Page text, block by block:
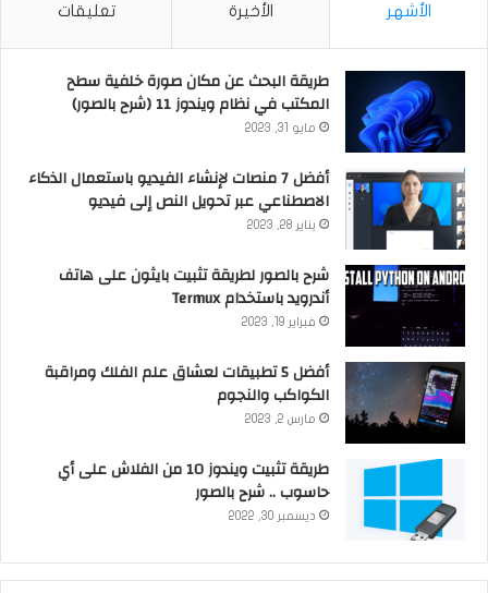
الأشهر الأخيرة تعليقات
طريقة البحث عن مكان صورة خلفية سطح
المكتب في نظام ويندوز 11 (شرح بالصور)
مايو 31, 2023
أفضل 7 منصات لإنشاء الفيديو باستعمال الذكاء
الاصطناعي عبر تحويل النص إلى فيديو
يناير 28, 2023
شرح بالصور لطريقة تثبيت بايثون على هاتف
أندرويد باستخدام Termux
فبراير 19, 2023
أفضل 5 تطبيقات لعشاق علم الفلك ومراقبة
الكواكب والنجوم
مارس 2, 2023
طريقة تثبيت ويندوز 10 من الفلاش على أي
حاسوب .. شرح بالصور
ديسمبر 30, 2022